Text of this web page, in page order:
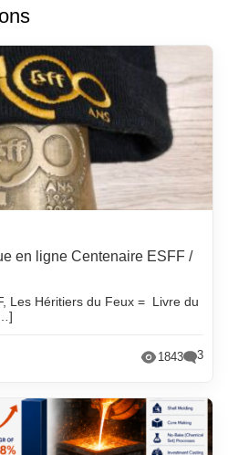
en ligne Centenaire ESFF /
Les Héritiers du Feux = Livre du
1843 3